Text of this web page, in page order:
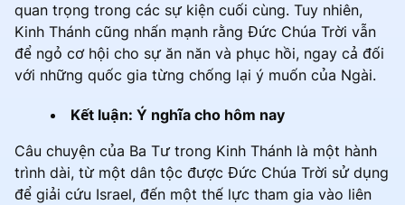
quan trọng trong các sự kiện cuối cùng. Tuy nhiên,
Kinh Thánh cũng nhấn mạnh rằng Đức Chúa Trời vẫn
để ngỏ cơ hội cho sự ăn năn và phục hồi, ngay cả đối
với những quốc gia từng chống lại ý muốn của Ngài.
Kết luận: Ý nghĩa cho hôm nay
Câu chuyện của Ba Tư trong Kinh Thánh là một hành
trình dài, từ một dân tộc được Đức Chúa Trời sử dụng
để giải cứu Israel, đến một thế lực tham gia vào liên